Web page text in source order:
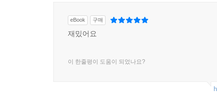
eBook 구매
재밌어요
이 한줄평이 도움이 되었나요?